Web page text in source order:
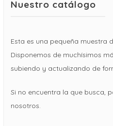
Nuestro catálogo
Esta es una pequeña muestra
Disponemos de muchísimos
subiendo y actualizando de
Si no encuentra la que busca,
nosotros.